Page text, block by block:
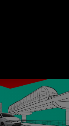
vertical_align_top